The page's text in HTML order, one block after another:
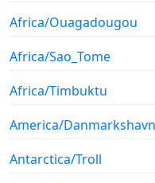
Africa/Ouagadougou
Africa/Sao_Tome
Africa/Timbuktu
America/Danmarkshavn
Antarctica/Troll